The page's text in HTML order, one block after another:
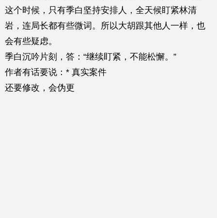
这个时候，只有季白坚持安排人，全天候盯紧林清
岩，连局长都有些微词。所以大胡跟其他人一样，也
会有些疑虑。
季白沉吟片刻，答：“继续盯紧，不能松懈。”
作者有话要说：* 真实案件
还要修改，会伪更